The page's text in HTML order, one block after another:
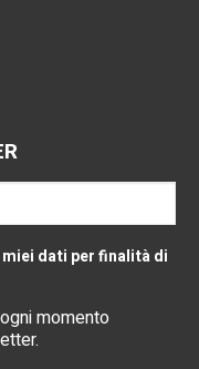
dati per finalità di
momento